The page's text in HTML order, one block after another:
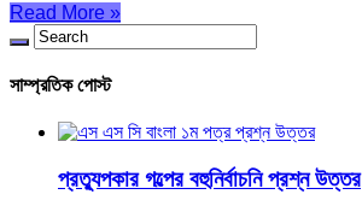
Read More »
সাম্প্রতিক পোস্ট
প্রত্যুপকার গল্পের বহুনির্বাচনি প্রশ্ন উত্তর